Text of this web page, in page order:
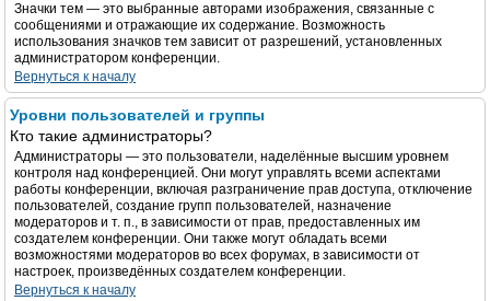
Значки тем — это выбранные авторами изображения, связанные с
сообщениями и отражающие их содержание. Возможность
использования значков тем зависит от разрешений, установленных
администратором конференции.
Вернуться к началу
Уровни пользователей и группы
Кто такие администраторы?
Администраторы — это пользователи, наделённые высшим уровнем
контроля над конференцией. Они могут управлять всеми аспектами
работы конференции, включая разграничение прав доступа, отключение
пользователей, создание групп пользователей, назначение
модераторов и т. п., в зависимости от прав, предоставленных им
создателем конференции. Они также могут обладать всеми
возможностями модераторов во всех форумах, в зависимости от
настроек, произведённых создателем конференции.
Вернуться к началу